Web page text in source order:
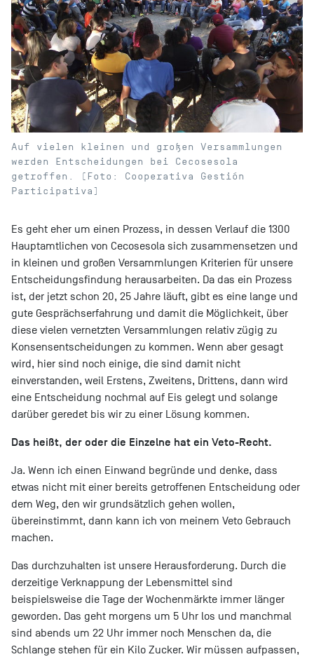
Auf vielen kleinen und großen Versammlungen
werden Entscheidungen bei Cecosesola
getroffen. (Foto: Cooperativa Gestión
Participativa)
Es geht eher um einen Prozess, in dessen Verlauf die 1300
Hauptamtlichen von Cecosesola sich zusammensetzen und
in kleinen und großen Versammlungen Kriterien für unsere
Entscheidungsfindung herausarbeiten. Da das ein Prozess
ist, der jetzt schon 20, 25 Jahre läuft, gibt es eine lange und
gute Gesprächserfahrung und damit die Möglichkeit, über
diese vielen vernetzten Versammlungen relativ zügig zu
Konsensentscheidungen zu kommen. Wenn aber gesagt
wird, hier sind noch einige, die sind damit nicht
einverstanden, weil Erstens, Zweitens, Drittens, dann wird
eine Entscheidung nochmal auf Eis gelegt und solange
darüber geredet bis wir zu einer Lösung kommen.
Das heißt, der oder die Einzelne hat ein Veto-Recht.
Ja. Wenn ich einen Einwand begründe und denke, dass
etwas nicht mit einer bereits getroffenen Entscheidung oder
dem Weg, den wir grundsätzlich gehen wollen,
übereinstimmt, dann kann ich von meinem Veto Gebrauch
machen.
Das durchzuhalten ist unsere Herausforderung. Durch die
derzeitige Verknappung der Lebensmittel sind
beispielsweise die Tage der Wochenmärkte immer länger
geworden. Das geht morgens um 5 Uhr los und manchmal
sind abends um 22 Uhr immer noch Menschen da, die
Schlange stehen für ein Kilo Zucker. Wir müssen aufpassen,